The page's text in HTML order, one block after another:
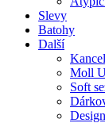
Slevy
Batohy
Další
Moll
Soft